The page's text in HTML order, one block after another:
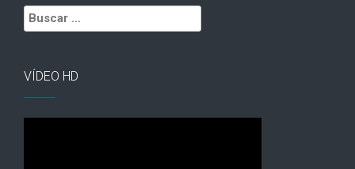
Buscar:
VÍDEO HD